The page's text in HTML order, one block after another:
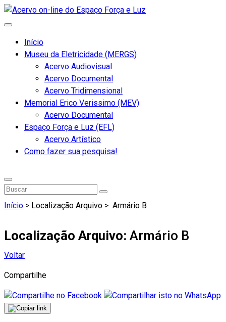
Início
Museu da Eletricidade (MERGS)
Acervo Audiovisual
Acervo Documental
Acervo Tridimensional
Memorial Erico Verissimo (MEV)
Acervo Documental
Espaço Força e Luz (EFL)
Acervo Artístico
Como fazer sua pesquisa!
Início > Localização Arquivo > Armário B
Localização Arquivo: Armário B
Voltar
Compartilhe